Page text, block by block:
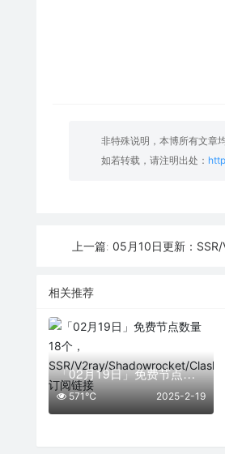
非特殊说明，本博所有文章
如若转载，请注明出处：
上一篇: 05月10日更新：
相关推荐
「02月19日」免费节点数量18个，SSR/V2ray/Shadowrocket/Clash订阅链接
2025-2-19
571℃